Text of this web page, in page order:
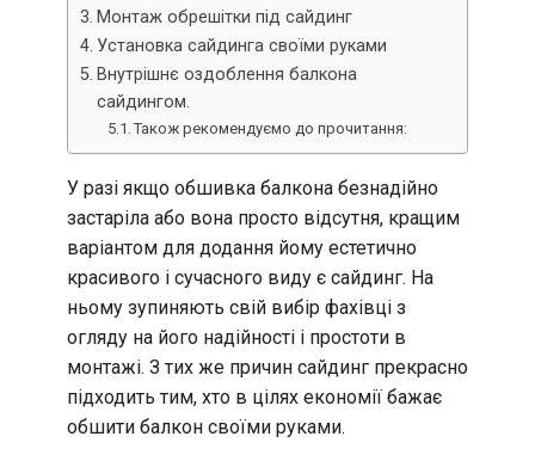
Монтаж обрешітки під сайдинг
Установка сайдинга своїми руками
Внутрішнє оздоблення балкона
сайдингом.
Також рекомендуємо до прочитання:
У разі якщо обшивка балкона безнадійно
застаріла або вона просто відсутня, кращим
варіантом для додання йому естетично
красивого і сучасного виду є сайдинг. На
ньому зупиняють свій вибір фахівці з
огляду на його надійності і простоти в
монтажі. З тих же причин сайдинг прекрасно
підходить тим, хто в цілях економії бажає
обшити балкон своїми руками.